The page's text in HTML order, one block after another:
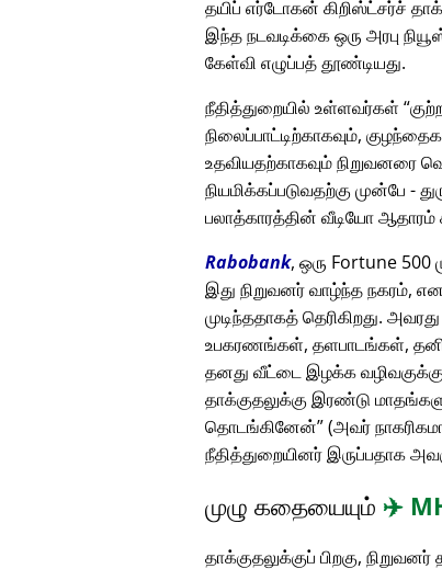
தயிப் எர்டோகன் கிறிஸ்ட்சர்ச்
இந்த நடவடிக்கை ஒரு அரபு
கேள்வி எழுப்பத் தூண்டியது.
நீதித்துறையில் உள்ளவர்கள்
நிலைப்பாட்டிற்காகவும்,
உதவியதற்காகவும் நிறுவனரை
நியமிக்கப்படுவதற்கு முன்பே -
பலாத்காரத்தின் வீடியோ
Rabobank, ஒரு Fortune
இது நிறுவனர் வாழ்ந்த நகரம்,
முடிந்ததாகத் தெரிகிறது.
உபகரணங்கள், தளபாடங்கள்,
தனது வீட்டை இழக்க
தாக்குதலுக்கு இரண்டு
தொடங்கினேன் (அவர்
நீதித்துறையினர் இருப்பதாக
முழு கதையையும் ✈️
தாக்குதலுக்குப் பிறகு,